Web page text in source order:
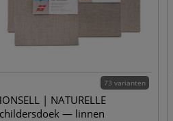
73 varianten
| NATURELLE
— linnen